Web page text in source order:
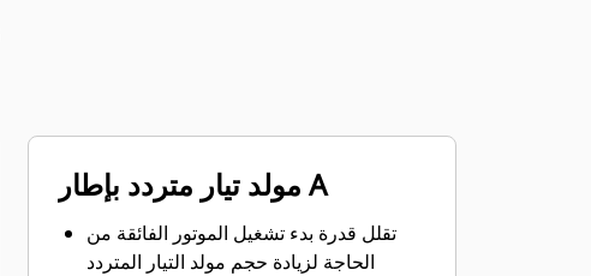
مولد تيار متردد بإطار A
تقلل قدرة بدء تشغيل الموتور الفائقة من
الحاجة لزيادة حجم مولد التيار المتردد